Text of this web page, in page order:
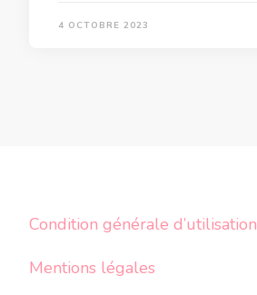
4 OCTOBRE 2023
Condition générale d’utilisation
Mentions légales